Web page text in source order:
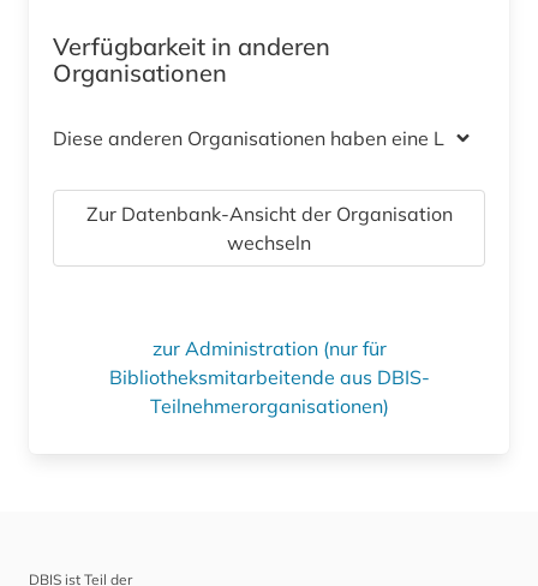
Verfügbarkeit in anderen
Organisationen
Diese anderen Organisationen haben eine Lizenz
Zur Datenbank-Ansicht der Organisation
wechseln
zur Administration (nur für
Bibliotheksmitarbeitende aus DBIS-
Teilnehmerorganisationen)
DBIS ist Teil der